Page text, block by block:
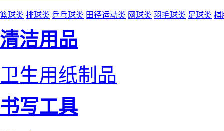
篮球类 排球类 乒乓球类 田径运动类 网球类 羽毛球类 足球类 棋
清洁用品
卫生用纸制品
书写工具